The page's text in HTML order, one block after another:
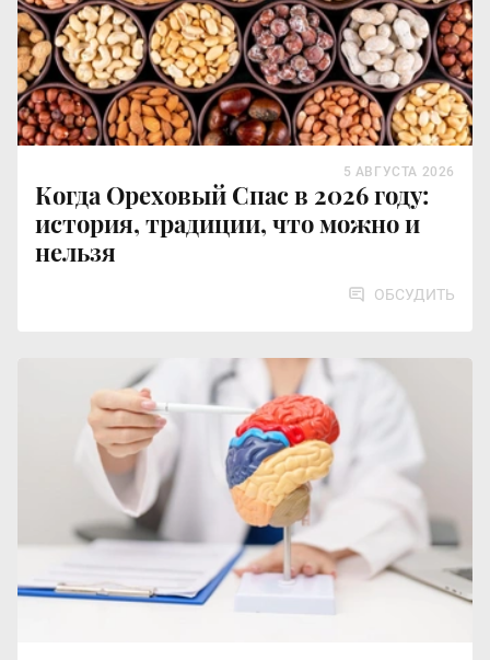
Когда Ореховый Спас в 2026 году:
история, традиции, что можно и
нельзя
5 АВГУСТА 2026
ОБСУДИТЬ